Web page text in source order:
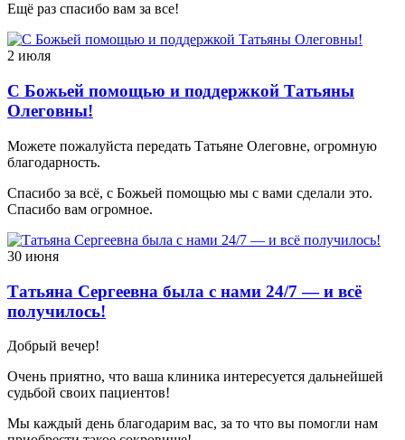
Ещё раз спасибо вам за все!
2 июля
С Божьей помощью и поддержкой Татьяны
Олеговны!
Можете пожалуйста передать Татьяне Олеговне, огромную
благодарность.
Спасибо за всё, с Божьей помощью мы с вами сделали это.
Спасибо вам огромное.
30 июня
Татьяна Сергеевна была с нами 24/7 — и всё
получилось!
Добрый вечер!
Очень приятно, что ваша клиника интересуется дальнейшей
судьбой своих пациентов!
Мы каждый день благодарим вас, за то что вы помогли нам